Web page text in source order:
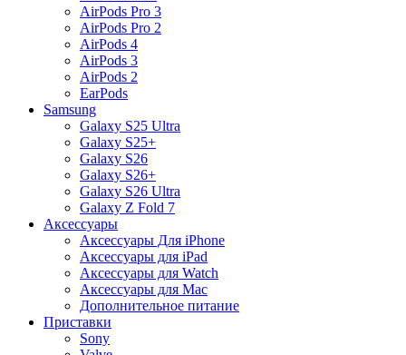
AirPods Pro 3
AirPods Pro 2
AirPods 4
AirPods 3
AirPods 2
EarPods
Samsung
Galaxy S25 Ultra
Galaxy S25+
Galaxy S26
Galaxy S26+
Galaxy S26 Ultra
Galaxy Z Fold 7
Аксессуары
Аксессуары Для iPhone
Аксессуары для iPad
Аксессуары для Watch
Аксессуары для Mac
Дополнительное питание
Приставки
Sony